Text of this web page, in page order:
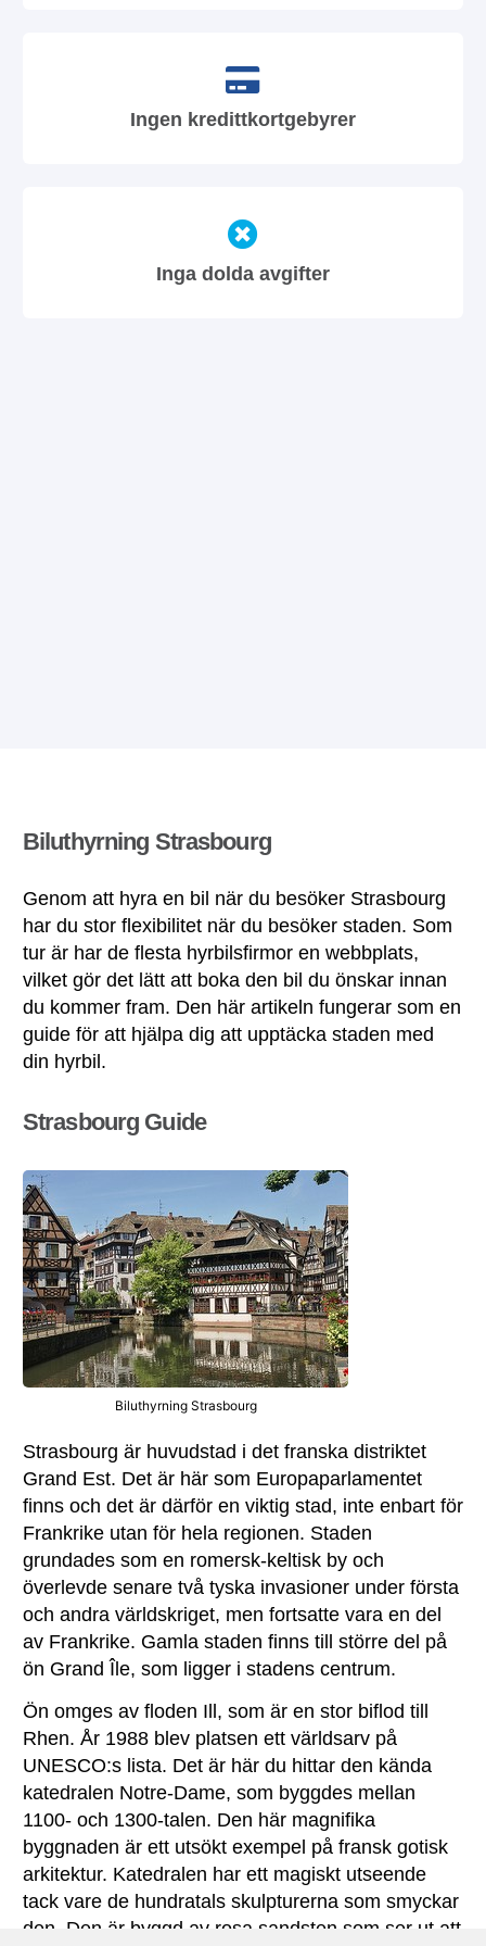
Ingen kredittkortgebyrer
Inga dolda avgifter
Biluthyrning Strasbourg
Genom att hyra en bil när du besöker Strasbourg
har du stor flexibilitet när du besöker staden. Som
tur är har de flesta hyrbilsfirmor en webbplats,
vilket gör det lätt att boka den bil du önskar innan
du kommer fram. Den här artikeln fungerar som en
guide för att hjälpa dig att upptäcka staden med
din hyrbil.
Strasbourg Guide
Biluthyrning Strasbourg
Strasbourg är huvudstad i det franska distriktet
Grand Est. Det är här som Europaparlamentet
finns och det är därför en viktig stad, inte enbart för
Frankrike utan för hela regionen. Staden
grundades som en romersk-keltisk by och
överlevde senare två tyska invasioner under första
och andra världskriget, men fortsatte vara en del
av Frankrike. Gamla staden finns till större del på
ön Grand Île, som ligger i stadens centrum.
Ön omges av floden Ill, som är en stor biflod till
Rhen. År 1988 blev platsen ett världsarv på
UNESCO:s lista. Det är här du hittar den kända
katedralen Notre-Dame, som byggdes mellan
1100- och 1300-talen. Den här magnifika
byggnaden är ett utsökt exempel på fransk gotisk
arkitektur. Katedralen har ett magiskt utseende
tack vare de hundratals skulpturerna som smyckar
den. Den är byggd av rosa sandsten som ser ut att